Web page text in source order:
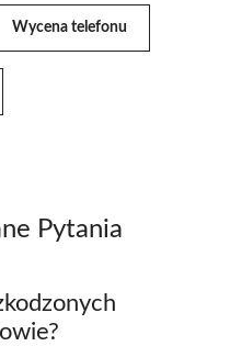
Wycena telefonu
Pytania